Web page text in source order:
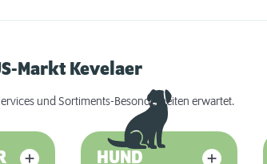
Markt Kevelaer
und Sortiments-Besonderheiten erwartet.
HUND